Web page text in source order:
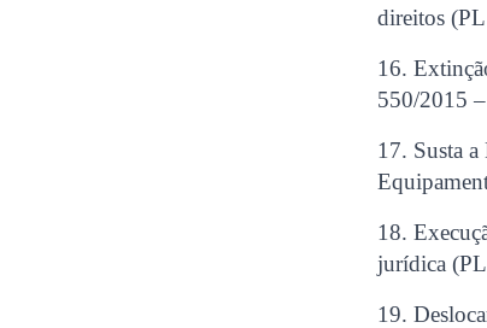
direitos
16.
550/2015
17. Susta
18.
jurídica
19.